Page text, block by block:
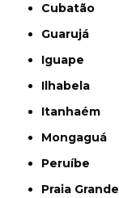
Cubatão
Guarujá
Iguape
Ilhabela
Itanhaém
Mongaguá
Peruíbe
Praia Grande